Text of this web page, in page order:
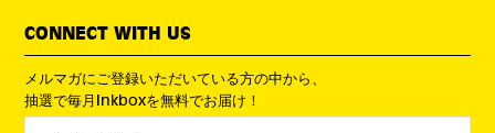
CONNECT WITH US
メルマガにご登録いただいている方の中から、
抽選で毎月Inkboxを無料でお届け！